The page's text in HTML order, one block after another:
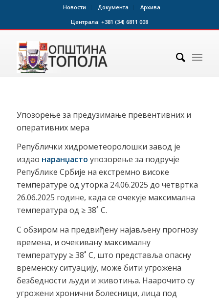
Новости Документа
Архива
Централа: +381 (34) 6811 008
Упозорење за предузимање превентивних и
оперативних мера
Републички хидрометеоролошки завод је
издао наранџасто упозорење за подручје
Републике Србије на екстремно високе
температуре од уторка 24.06.2025 до четвртка
26.06.2025 године, када се очекује максимална
температура од ≥ 38˚ C.
С обзиром на предвиђену најављену прогнозу
времена, и очекивану максималну
температуру ≥ 38˚ C, што представља опасну
временску ситуацију, може бити угрожена
безбедности људи и животиња. Наарочито су
угрожени хронични болесници, лица под